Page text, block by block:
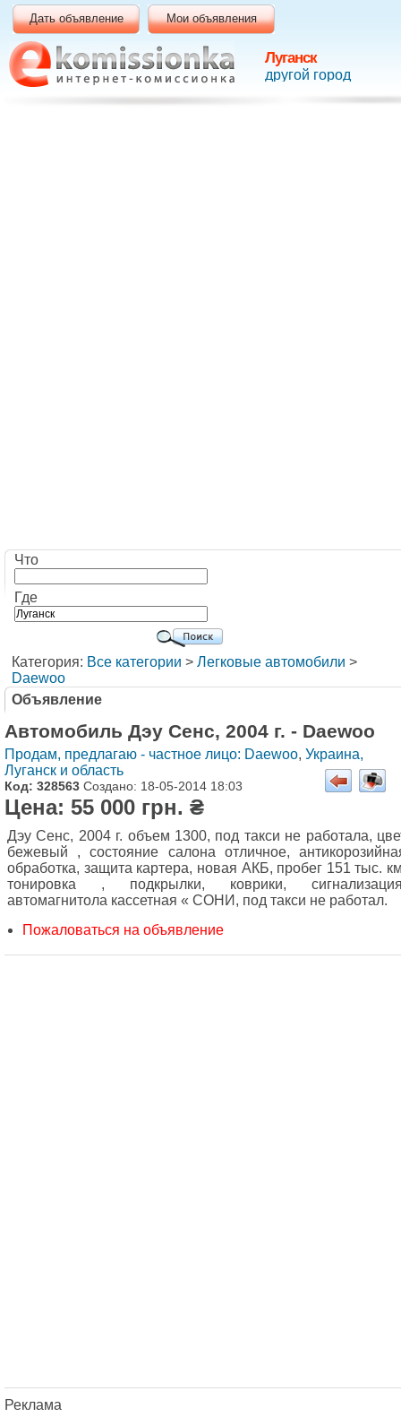
Луганск
другой город
Дать объявление Мои объявления
Что
Где
Категория: Все категории > Легковые автомобили >
Daewoo
Объявление
Автомобиль Дэу Сенс, 2004 г. - Daewoo
Продам, предлагаю - частное лицо: Daewoo, Украина,
Луганск и область
Код: 328563 Создано: 18-05-2014 18:03
Цена: 55 000 грн. ₴
Дэу Сенс, 2004 г. объем 1300, под такси не работала,
бежевый , состояние салона отличное,
обработка, защита картера, новая АКБ, пробег 151 тыс.
тонировка , подкрылки, коврики,
автомагнитола кассетная « СОНИ, под такси не работал.
Пожаловаться на объявление
Реклама